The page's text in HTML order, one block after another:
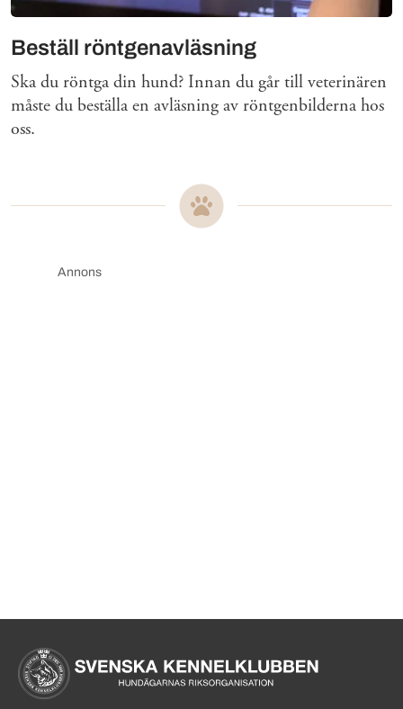
Beställ röntgenavläsning
Ska du röntga din hund? Innan du går till veterinären
måste du beställa en avläsning av röntgenbilderna hos
oss.
Annons
Sidinformation och
Köpa hund startsida